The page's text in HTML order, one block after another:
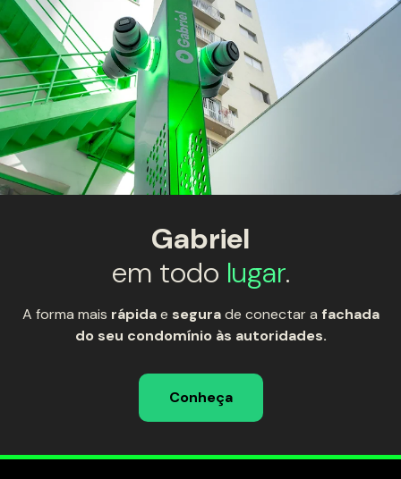
Gabriel
em todo lugar.
A forma mais rápidae segurade conectar a fachada
do seu condomínio às autoridades.
Conheça